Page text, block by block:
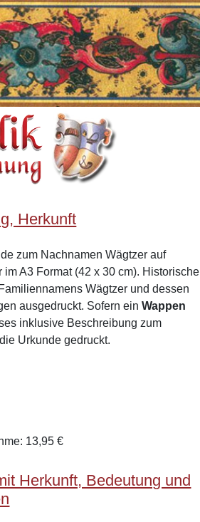
Herkunft
zum Nachnamen Wägtzer auf
A3 Format (42 x 30 cm). Historische
Wägtzer und dessen
ausgedruckt. Sofern einWappen
inklusive Beschreibung zum
Urkunde gedruckt.
13,95 €
Herkunft, Bedeutung und